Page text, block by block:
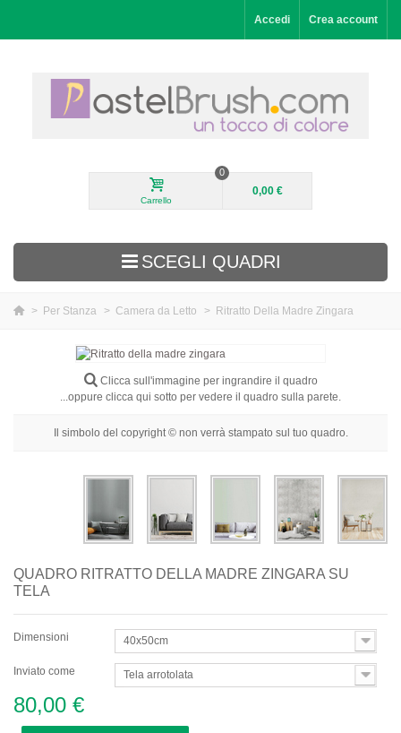
Accedi Crea account
Carrello
0
0,00 €
SCEGLI QUADRI
Per Stanza
> Per Stanza > Camera da Letto > Ritratto Della Madre Zingara
Clicca sull'immagine per ingrandire il quadro
...oppure clicca qui sotto per vedere il quadro sulla parete.
Il simbolo del copyright © non verrà stampato sul tuo quadro.
QUADRO RITRATTO DELLA MADRE ZINGARA SU
TELA
Dimensioni 40x50cm
Inviato come Tela arrotolata
80,00 €